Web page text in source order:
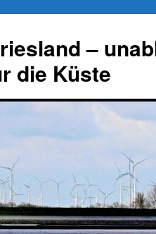
–
die Küste